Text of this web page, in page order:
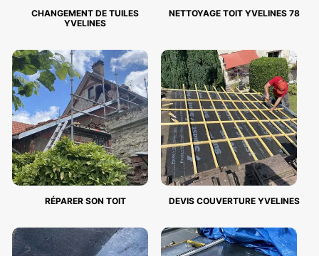
CHANGEMENT DE TUILES
YVELINES
NETTOYAGE TOIT YVELINES 78
RÉPARER SON TOIT DEVIS COUVERTURE YVELINES